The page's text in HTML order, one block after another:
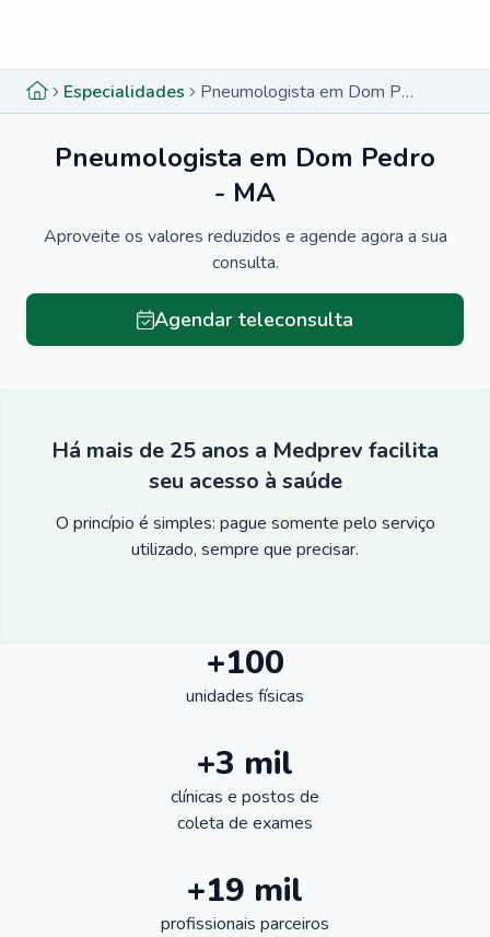
Especialidades Pneumologista em Dom Pedro - MA
Pneumologista em Dom Pedro
- MA
Aproveite os valores reduzidos e agende agora a sua
consulta.
Agendar teleconsulta
Há mais de 25 anos a Medprev facilita
seu acesso à saúde
O princípio é simples: pague somente pelo serviço
utilizado, sempre que precisar.
+100
unidades físicas
+3 mil
clínicas e postos de
coleta de exames
+19 mil
profissionais parceiros